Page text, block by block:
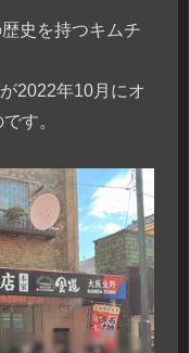
史を持つキムチ
2022年10月にオ
す。